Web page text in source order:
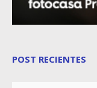
POST RECIENTES